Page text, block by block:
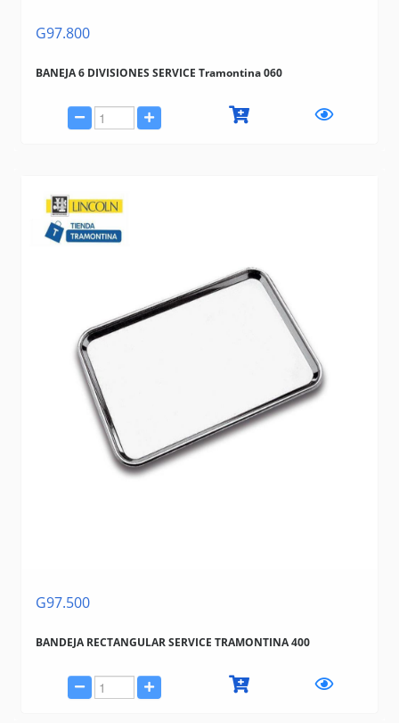
G97.800
BANEJA 6 DIVISIONES SERVICE Tramontina 060
G97.500
BANDEJA RECTANGULAR SERVICE TRAMONTINA 400